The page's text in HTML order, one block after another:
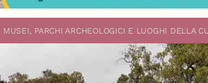
PARCHI ARCHEOLOGICI E LUOGHI DELLA